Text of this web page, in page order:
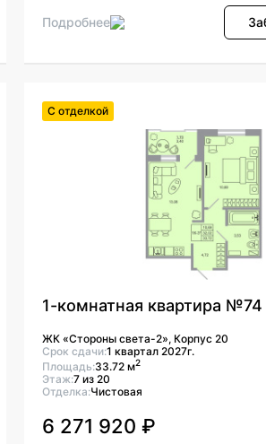
Подробнее
С отделкой
1-комнатная квартира №74
ЖК «Стороны света-2», Корпус 20
Срок сдачи:1 квартал 2027г.
Площадь:33.72 м2
Этаж:7 из 20
Отделка:Чистовая
6 271 920 ₽